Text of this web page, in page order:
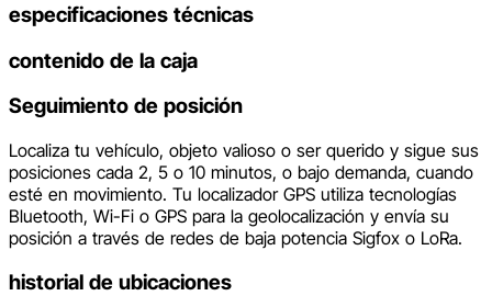
especificaciones técnicas
contenido de la caja
Seguimiento de posición
Localiza tu vehículo, objeto valioso o ser querido y sigue sus
posiciones cada 2, 5 o 10 minutos, o bajo demanda, cuando
esté en movimiento. Tu localizador GPS utiliza tecnologías
Bluetooth, Wi-Fi o GPS para la geolocalización y envía su
posición a través de redes de baja potencia Sigfox o LoRa.
historial de ubicaciones